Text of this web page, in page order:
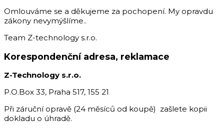
Omlouváme se a děkujeme za pochopení. My opravdu
zákony nevymýšlíme..
Team Z-technology s.r.o.
Korespondenční adresa, reklamace
Z-Technology s.r.o.
P.O.Box 33, Praha 517, 155 21
Při záruční opravě (24 měsíců od koupě) zašlete kopii
dokladu o úhradě.